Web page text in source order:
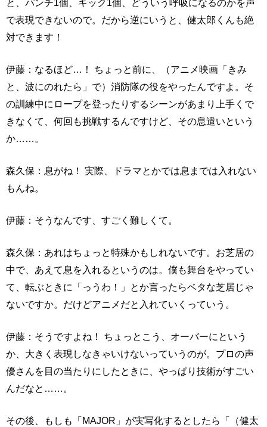
と、パンチ1個、キック1個、どういう呼吸になるのかを声
で表現できないので。だから逆にいうと、健太郎くんも絶
対できます！
伊藤：なるほど…！ ちょっと前に、（アニメ映画「きみ
と、波にのれたら」で）消防隊の役をやったんですよ。そ
の訓練中にロープを登ったりするシーンがあまり上手くで
きなくて、何回も挑戦するんですけど、その息遣いという
か……。
森久保：息がね！ 実際、ドラマとかでは息までは入れない
もんね。
伊藤：そうなんです、すごく難しくて。
森久保：あれはちょっと特殊かもしれないです。お芝居の
中で、あえて息を入れるというのは。僕も舞台をやってい
て、転ぶときに「っうわ！」とか言ったらベタな芝居じゃ
ないですか。だけどアニメだと入れていくっていう。
伊藤：そうですよね！ ちょっとこう、オーバーにという
か、大きく表現しなきゃいけないっていうのが。プロの声
優さんを目の当たりにしたときに、やっぱり技術がすごい
んだなと……。
その後、もしも「MAJOR」が実写化するとしたら「（健太